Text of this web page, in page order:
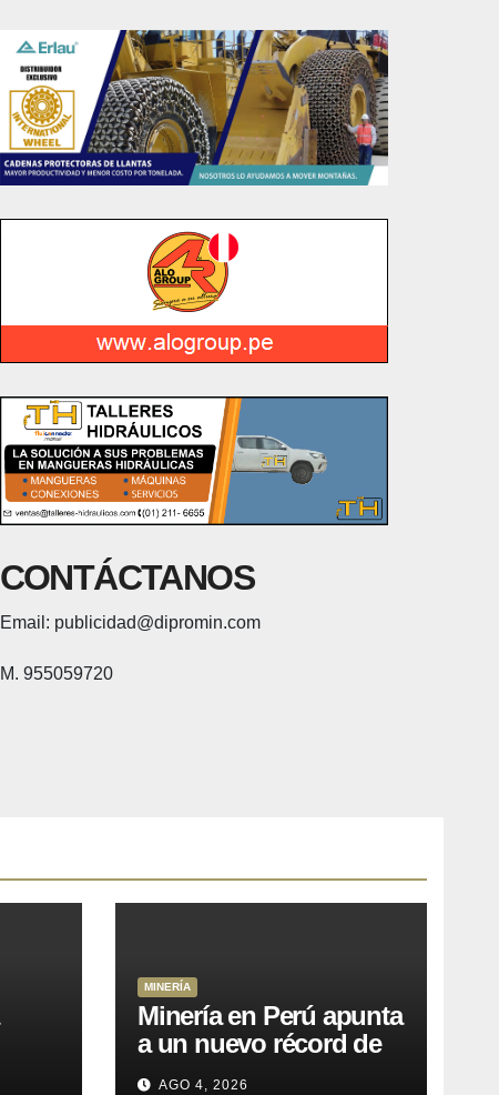
CONTÁCTANOS
Email: publicidad@dipromin.com
M. 955059720
MINERÍA
Minería en Perú apunta
a un nuevo récord de
inversiones: crecen los
AGO 4, 2026